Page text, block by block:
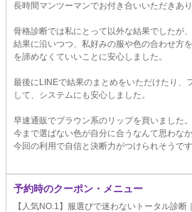
長時間マンツーマンでお付き合いいただきあ
骨格診断では私にとって以外な結果でしたが、
結果に沿いつつ、私好みの服や色の合わせ方
を諦めなくていいことに安心しました。
最後にLINEで結果のまとめをいただけたり、
して、システムにも安心しました。
早速通販でブラウン系のリップを買いました。
今まで選ばない色が自分に合うなんて思わなか
今回の利用で自信と決断力がつけられそうです
予約時のクーポン・メニュー
【人気NO.1】服選びで迷わないトータル診